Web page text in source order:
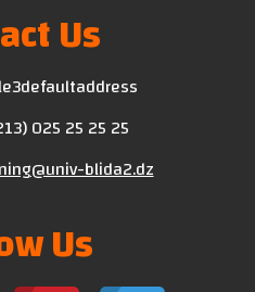
Us
025 25 25 25
blida2.dz
Us